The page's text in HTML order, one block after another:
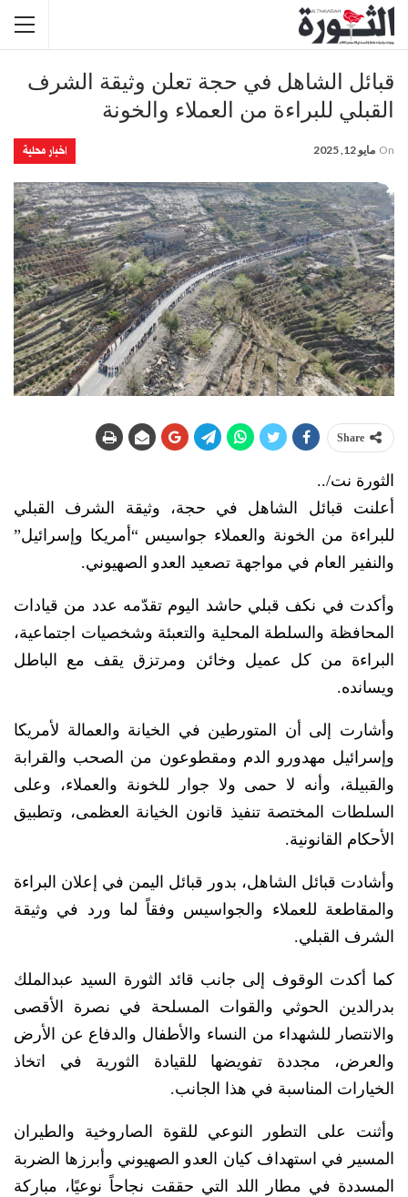
قبائل الشاهل في حجة تعلن وثيقة الشرف
القبلي للبراءة من العملاء والخونة
اخبار محلية On مايو 12, 2025
Share
الثورة نت/..
أعلنت قبائل الشاهل في حجة، وثيقة الشرف القبلي
للبراءة من الخونة والعملاء جواسيس “أمريكا وإسرائيل”
والنفير العام في مواجهة تصعيد العدو الصهيوني.
وأكدت في نكف قبلي حاشد اليوم تقدّمه عدد من قيادات
المحافظة والسلطة المحلية والتعبئة وشخصيات اجتماعية،
البراءة من كل عميل وخائن ومرتزق يقف مع الباطل
ويسانده.
وأشارت إلى أن المتورطين في الخيانة والعمالة لأمريكا
وإسرائيل مهدورو الدم ومقطوعون من الصحب والقرابة
والقبيلة، وأنه لا حمى ولا جوار للخونة والعملاء، وعلى
السلطات المختصة تنفيذ قانون الخيانة العظمى، وتطبيق
الأحكام القانونية.
وأشادت قبائل الشاهل، بدور قبائل اليمن في إعلان البراءة
والمقاطعة للعملاء والجواسيس وفقاً لما ورد في وثيقة
الشرف القبلي.
كما أكدت الوقوف إلى جانب قائد الثورة السيد عبدالملك
بدرالدين الحوثي والقوات المسلحة في نصرة الأقصى
والانتصار للشهداء من النساء والأطفال والدفاع عن الأرض
والعرض، مجددة تفويضها للقيادة الثورية في اتخاذ
الخيارات المناسبة في هذا الجانب.
وأثنت على التطور النوعي للقوة الصاروخية والطيران
المسير في استهداف كيان العدو الصهيوني وأبرزها الضربة
المسددة في مطار اللد التي حققت نجاحاً نوعيًا، مباركة